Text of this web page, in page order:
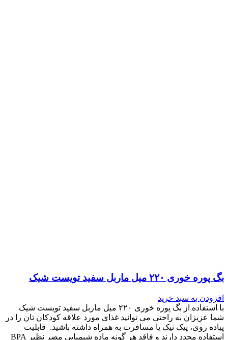
بگ پوره خوری ۲۲۰ میل ماربل سفید تویست شیک
افزودن به سبد خرید
با استفاده از بگ پوره خوری ۲۲۰ میل ماربل سفید تویست شیک
شما عزیزان به راحتی می توانید غذای مورد علاقه کودکان تان را در
پیاده روی، پیک نیک یا مسافرت به همراه داشته باشید. قابلیت
استفاده مجدد دارند و فاقد هر گونه ماده شیمیایی مضر نظیر BPA